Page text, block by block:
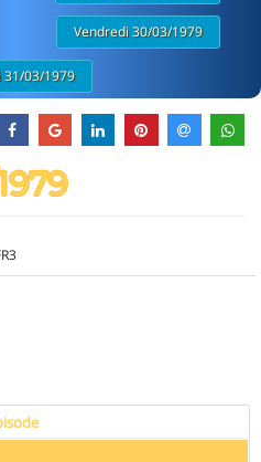
Vendredi 30/03/1979
31/03/1979